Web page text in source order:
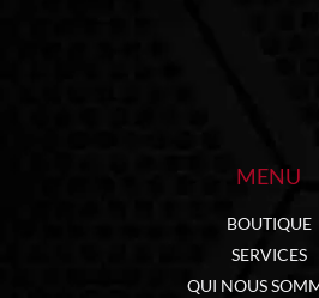
MENU
BOUTIQUE
SERVICES
QUI NOUS